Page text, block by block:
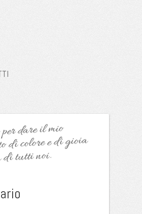
dare il mio
di colore e di gioia
tutti noi.